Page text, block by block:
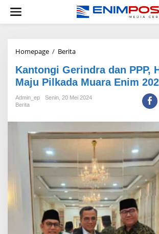
konten
Homepage / BeritaKantongi
dan
PPP,
HNU
Siap
Muara
Enim
Kantongi Gerindra dan PPP,
Maju Pilkada Muara Enim
Admin_ep
Senin, 20 Mei 2024
Berita